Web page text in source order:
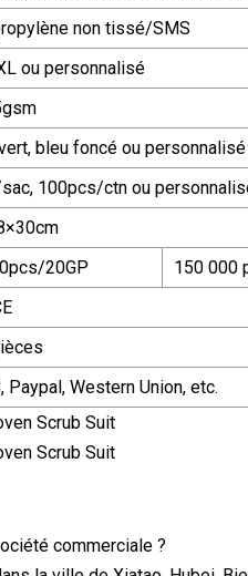
non tissé/SMS
ou personnalisé
bleu foncé ou personnalisé
100pcs/ctn ou
20GP
150 000
Paypal, Western Union, etc.
commerciale ?